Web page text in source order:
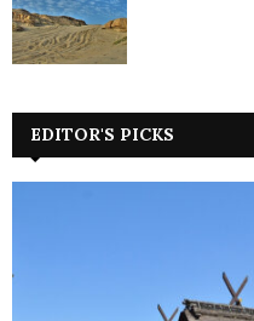
EDITOR'S PICKS